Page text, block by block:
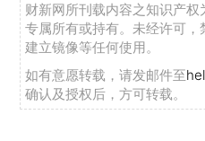
为进一步加深市民对城
度，论坛还在深圳书城南
多巴胺”为主题的深圳国
财新网所刊载内容之知识产
专属所有或持有。未经许可
建立镜像等任何使用。
如有意愿转载，请发邮件至
确认及授权后，方可转载。